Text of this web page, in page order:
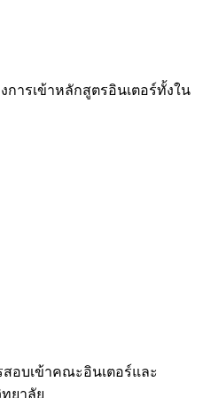
การเข้าหลักสูตรอินเตอร์ทั้งใน
สอบเข้าคณะอินเตอร์และ
ยาลัย